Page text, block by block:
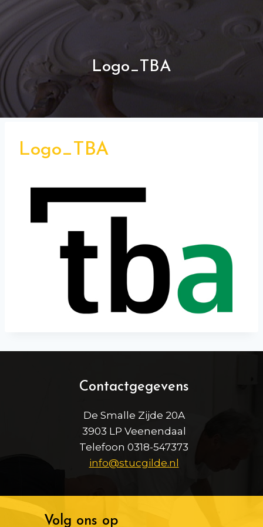
Logo_TBA
Logo_TBA
Contactgegevens
De Smalle Zijde 20A
3903 LP Veenendaal
Telefoon 0318-547373
info@stucgilde.nl
Volg ons op